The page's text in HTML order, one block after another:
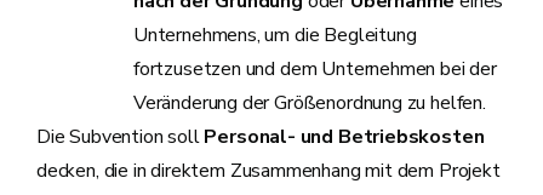
Unternehmens, um die Begleitung
fortzusetzen und dem Unternehmen bei der
Veränderung der Größenordnung zu helfen.
Die Subvention sollPersonal- und Betriebskosten
decken, die in direktem Zusammenhang mit dem Projekt